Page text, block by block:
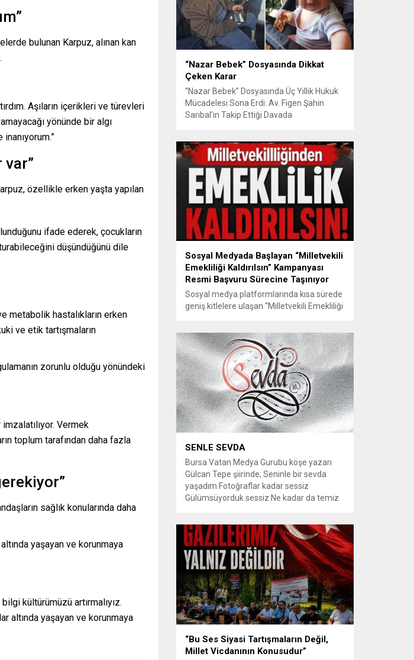
bulunan Karpuz, alınan kan
Aşıların içerikleri ve türevleri
yönünde bir algı
var”
özellikle erken yaşta yapılan
ifade ederek, çocukların
düşündüğünü dile
metabolik hastalıkların erken
ve etik tartışmaların
zorunlu olduğu yönündeki
Vermek
toplum tarafından daha fazla
sağlık konularında daha
yaşayan ve korunmaya
kültürümüzü artırmalıyız.
altında yaşayan ve korunmaya
öncesinde, Doruk Efe Bingöl’ün ailesine
destek olmak isteyen çok...
“Nazar Bebek” Dosyasında Dikkat
Çeken Karar
“Nazar Bebek” Dosyasında Üç Yıllık Hukuk
Mücadelesi Sona Erdi: Av. Figen Şahin
Sarıbal’ın Takip Ettiği Davada
Türkiye’de uluslararası hukuk boyutlarıyla
görüldü BURSA – Avusturya’da başlayan
ve Türkiye’de yaklaşık üç yıl boyunca
devam eden “Nazar Bebek” dosyasında
yargılama süreci tamamlandı. Bursa 3.
Aile...
Sosyal Medyada Başlayan “Milletvekili
Emekliliği Kaldırılsın” Kampanyası
Resmi Başvuru Sürecine Taşınıyor
Sosyal medya platformlarında kısa sürede
geniş kitlelere ulaşan “Milletvekili Emekliliği
vatandaşlar, milletvekillerine tanınan
emeklilik haklarının yeniden düzenlenmesi
talebiyle TBMM Dilekçe Komisyonu ve
Cumhurbaşkanlığı İletişim Merkezi
(CİMER) üzerinden resmi başvurular
yapılması çağrısında bulunuyor. Son
dönemde sosyal medya platformlarında
en çok konuşulan konular arasında...
SENLE SEVDA
Bursa Vatan Medya Gurubu köşe yazarı
Gülcan Tepe şiirinde; Seninle bir sevda
yaşadım Fotoğraflar kadar sessiz
Gülümsüyorduk sessiz Ne kadar da temiz
bakışın yetiyordu gözlerime Dünyayı
tutturmaya ben de Kalbim Sen Diye çırpınıp
duruyordu Zamana yarışıyordu inat Hayata
Senle...
“Bu Ses Siyasi Tartışmaların Değil,
Millet Vicdanının Konusudur”